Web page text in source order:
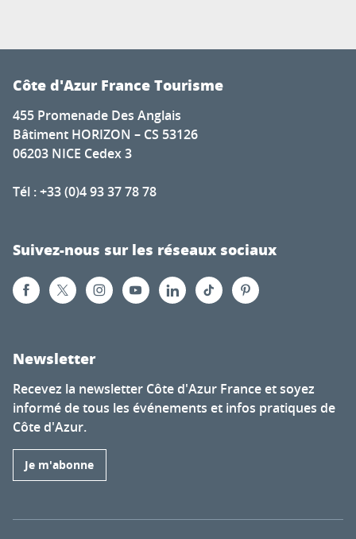
Côte d'Azur France Tourisme
455 Promenade Des Anglais
Bâtiment HORIZON – CS 53126
06203 NICE Cedex 3
Tél : +33 (0)4 93 37 78 78
Suivez-nous sur les réseaux sociaux
Newsletter
Recevez la newsletter Côte d'Azur France et soyez
informé de tous les événements et infos pratiques de
Côte d'Azur.
Je m'abonne